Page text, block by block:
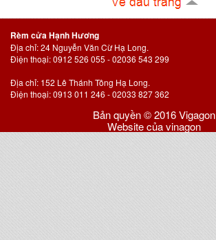
Rèm cửa Hạnh Hương
Địa chỉ: 24 Nguyễn Văn Cừ Hạ Long.
Điện thoại: 0912 526 055 - 02036 543 299
Địa chỉ: 152 Lê Thánh Tông Hạ Long.
Điện thoại: 0913 011 246 - 02033 827 362
Bản quyền © 2016 Vigagon
Website của vinagon